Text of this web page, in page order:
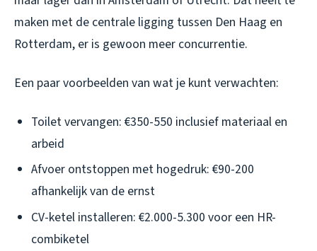
maken met de centrale ligging tussen Den Haag en
Rotterdam, er is gewoon meer concurrentie.
Een paar voorbeelden van wat je kunt verwachten:
Toilet vervangen: €350-550 inclusief materiaal en
arbeid
Afvoer ontstoppen met hogedruk: €90-200
afhankelijk van de ernst
CV-ketel installeren: €2.000-5.300 voor een HR-
combiketel